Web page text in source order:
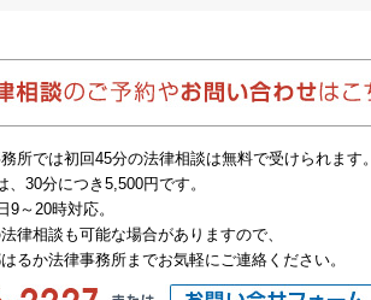
所では初回45分の法律相談は無料で受けられます。
、30分につき5,500円です。
9～20時対応。
律相談も可能な場合がありますので、
るか法律事務所までお気軽にご連絡ください。